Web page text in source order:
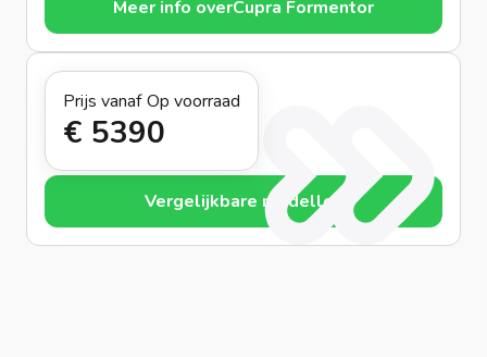
Meer info overCupra Formentor
Prijs vanaf
€ 539
Op voorraad
0
Vergelijkbare modellen